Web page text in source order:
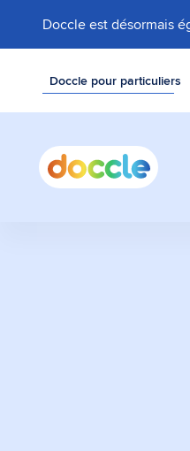
Doccle est désormais
Doccle pour particuliers